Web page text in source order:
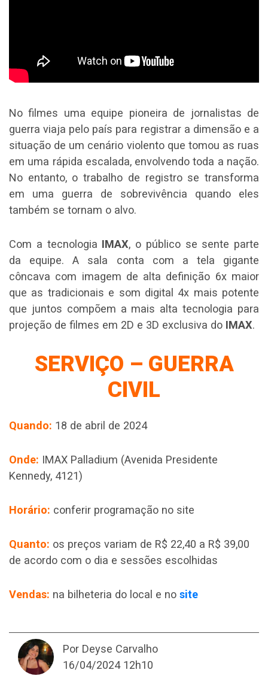
No filmes uma equipe pioneira de jornalistas de
guerra viaja pelo país para registrar a dimensão e a
situação de um cenário violento que tomou as ruas
em uma rápida escalada, envolvendo toda a nação.
No entanto, o trabalho de registro se transforma
em uma guerra de sobrevivência quando eles
também se tornam o alvo.
Com a tecnologia IMAX, o público se sente parte
da equipe. A sala conta com a tela gigante
côncava com imagem de alta definição 6x maior
que as tradicionais e som digital 4x mais potente
que juntos compõem a mais alta tecnologia para
projeção de filmes em 2D e 3D exclusiva do IMAX.
SERVIÇO – GUERRA
CIVIL
Quando: 18 de abril de 2024
Onde: IMAX Palladium (Avenida Presidente
Kennedy, 4121)
Horário: conferir programação no site
Quanto: os preços variam de R$ 22,40 a R$ 39,00
de acordo com o dia e sessões escolhidas
Vendas: na bilheteria do local e no site
Por Deyse Carvalho
16/04/2024 12h10